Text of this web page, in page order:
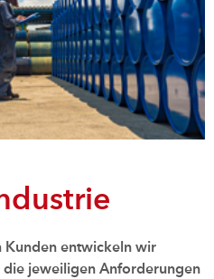
Kunden entwickeln wir
jeweiligen Anforderungen